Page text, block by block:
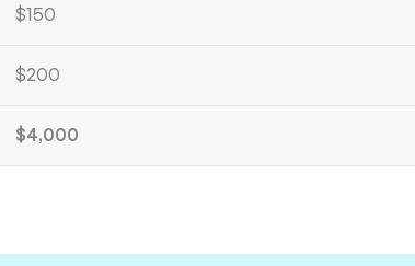
$150
$200
$4,000